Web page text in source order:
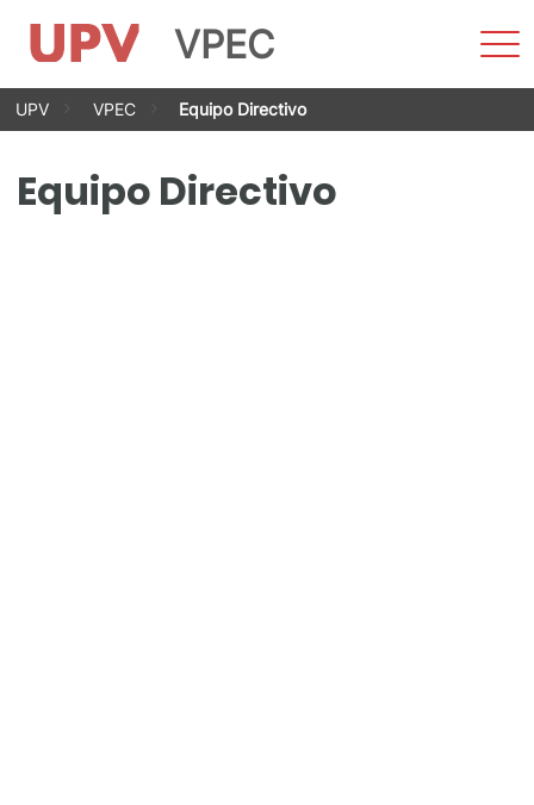
Saltar
VPEC
UPV VPEC Equipo Directivo
Equipo Directivo